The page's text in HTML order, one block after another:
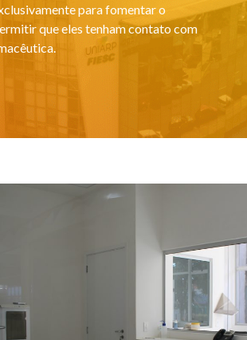
para fomentar o
que eles tenham contato com